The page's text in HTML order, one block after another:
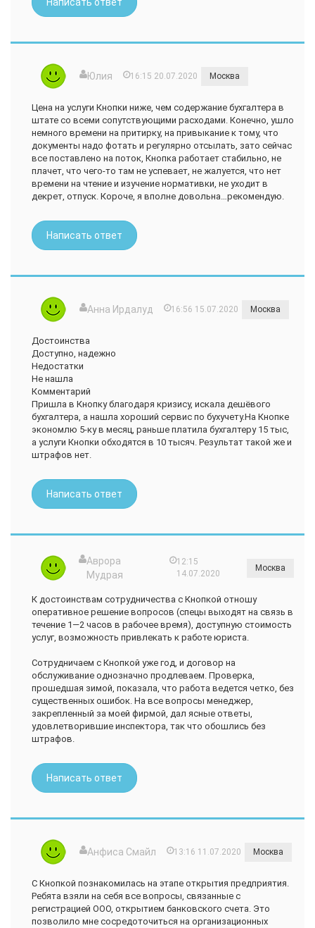
только Кнопка. Понравилось то, что можно привлекать
юриста. Кстати, спецы, работающие в Кнопке, подсказали
доход.
нашла ошибок (кроме мелких, незначительных огрехов).
Персональный менеджер, ответственный за нашу
бизнеса, вовремя выходил на связь, давал пояснения по
некоторым спорным вопросам. Проверяющие согласились
с доводами специалистов, штрафы не начислили.
К достоинствам работы с сервисом также отношу порядок
работы с первичкой, возможность отслеживать и
планировать платежи, пользоваться юридическими
консультациями.
Итог: Кнопка — удобный сервис для занятых
ведения бухучета. Мне он развязал руки, позволил разумно
распоряжаться временем, экономить средства.
Написать ответ
Юлия 16:15 20.07.2020 Москва
Цена на услуги Кнопки ниже, чем содержание бухгалтера в
штате со всеми сопутствующими расходами. Конечно, ушло
немного времени на притирку, на привыкание к тому, что
документы надо фотать и регулярно отсылать, зато сейчас
все поставлено на поток, Кнопка работает стабильно, не
плачет, что чего-то там не успевает, не жалуется, что нет
времени на чтение и изучение нормативки, не уходит в
декрет, отпуск. Короче, я вполне довольна…рекомендую.
Написать ответ
Анна Ирдалуд 16:56 15.07.2020 Москва
Достоинства
Доступно, надежно
Недостатки
Не нашла
Комментарий
Пришла в Кнопку благодаря кризису, искала дешёвого
бухгалтера, а нашла хороший сервис по бухучету.На Кнопке
экономлю 5-ку в месяц, раньше платила бухгалтеру 15 тыс,
а услуги Кнопки обходятся в 10 тысяч. Результат такой же и
штрафов нет.
Написать ответ
Аврора
Мудрая
12:15
14.07.2020
Москва
К достоинствам сотрудничества с Кнопкой отношу
оперативное решение вопросов (спецы выходят на связь в
течение 1—2 часов в рабочее время), доступную стоимость
услуг, возможность привлекать к работе юриста.
Сотрудничаем с Кнопкой уже год, и договор на
обслуживание однозначно продлеваем. Проверка,
прошедшая зимой, показала, что работа ведется четко, без
существенных ошибок. На все вопросы менеджер,
закрепленный за моей фирмой, дал ясные ответы,
удовлетворившие инспектора, так что обошлись без
штрафов.
Написать ответ
Анфиса Смайл 13:16 11.07.2020 Москва
С Кнопкой познакомилась на этапе открытия предприятия.
Ребята взяли на себя все вопросы, связанные с
регистрацией ООО, открытием банковского счета. Это
позволило мне сосредоточиться на организационных